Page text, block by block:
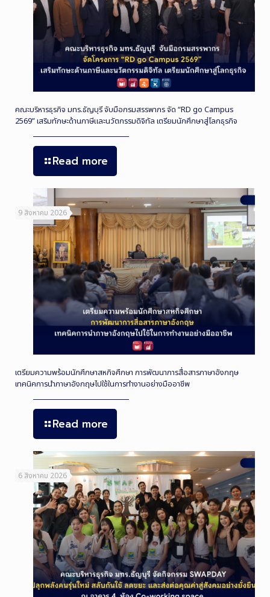
คณะบริหารธุรกิจ มทร.ธัญบุรี จับมือกรมสรรพากร จัด “RD go Campus
2569” เสริมทักษะด้านภาษีและนวัตกรรมดิจิทัล เตรียมนักศึกษาสู่โลกธุรกิจ
Read more
9 สิงหาคม 2026
เตรียมความพร้อมนักศึกษาสหกิจศึกษา การพัฒนาการสื่อสารภาษาอังกฤษ
เทคนิคการนำภาษาอังกฤษไปใช้ในการทำงานอย่างมืออาชีพ
Read more
6 สิงหาคม 2026